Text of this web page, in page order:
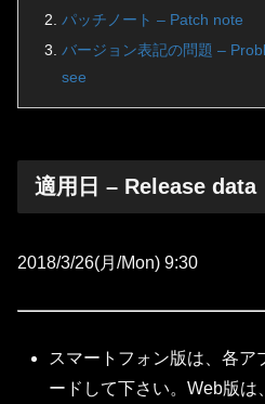
パッチノート – Patch note
バージョン表記の問題 –
see
適用日 – Release data
2018/3/26(月/Mon) 9:30
スマートフォン版は、各ア
ードして下さい。Web版は